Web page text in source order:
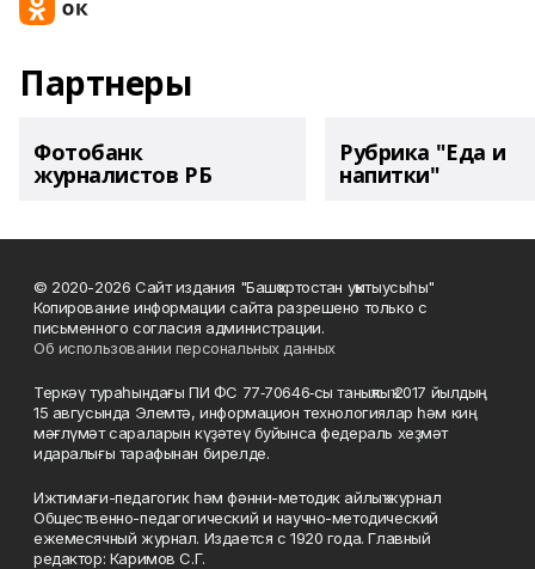
Партнеры
Фотобанк
журналистов РБ
Рубрика "Еда и
напитки"
© 2020-2026 Сайт издания "Башҡортостан уҡытыусыһы"
Копирование информации сайта разрешено только с
письменного согласия администрации.
Об использовании персональных данных
Теркәү тураһындағы ПИ ФС 77‑70646‑сы таныҡлыҡ 2017 йылдың
15 авгусында Элемтә, информацион технологиялар һәм киң
мәғлүмәт сараларын күҙәтеү буйынса федераль хеҙмәт
идаралығы тарафынан бирелде.
Ижтимағи-педагогик һәм фәнни-методик айлыҡ журнал
Общественно-педагогический и научно-методический
ежемесячный журнал. Издается с 1920 года. Главный
редактор: Каримов С.Г.